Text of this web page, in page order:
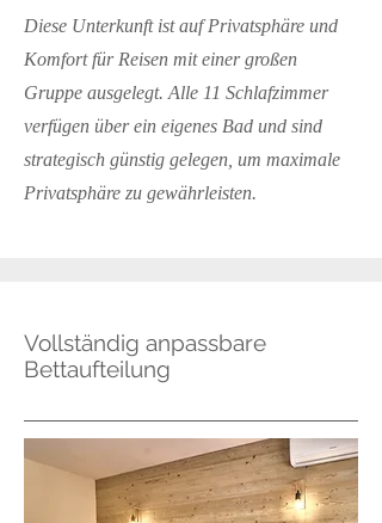
Diese Unterkunft ist auf Privatsphäre und
Komfort für Reisen mit einer großen
Gruppe ausgelegt. Alle 11 Schlafzimmer
verfügen über ein eigenes Bad und sind
strategisch günstig gelegen, um maximale
Privatsphäre zu gewährleisten.
Vollständig anpassbare
Bettaufteilung